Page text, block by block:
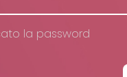
la password